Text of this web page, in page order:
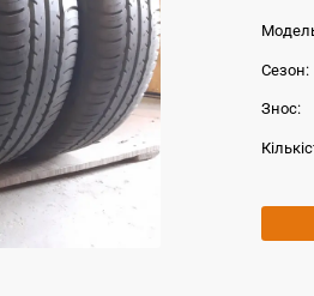
Сезон:
Знос: